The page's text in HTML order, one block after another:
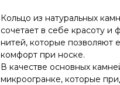
Кольцо из натуральных
сочетает в себе красоту и
нитей, которые позволяют
комфорт при носке.
В качестве основных
микроогранке, которые